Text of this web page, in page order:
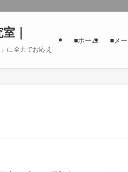
｜
に全力でお応え
■ホーム ■メ